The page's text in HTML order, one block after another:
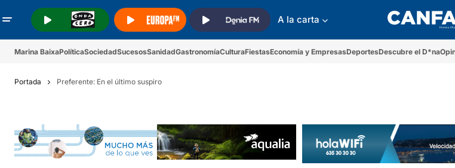
A la carta
Marina BaixaPolíticaSociedadSucesosSanidadGastronomíaCulturaFiestasEconomía y EmpresasDeportesDescubre el D*na
Portada Preferente: En el último suspiro